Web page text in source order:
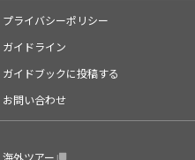
プライバシーポリシー
ガイドライン
ガイドブックに投稿する
お問い合わせ
海外ツアー